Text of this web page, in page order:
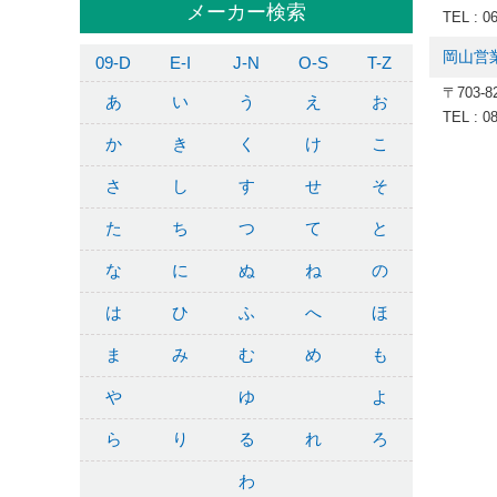
メーカー検索
09-D E-I J-N O-S T-Z
あ い う え お
か き く け こ
さ し す せ そ
た ち つ て と
な に ぬ ね の
は ひ ふ へ ほ
ま み む め も
や ゆ よ
ら り る れ ろ
わ
TEL :
岡山営
〒703-
TEL :